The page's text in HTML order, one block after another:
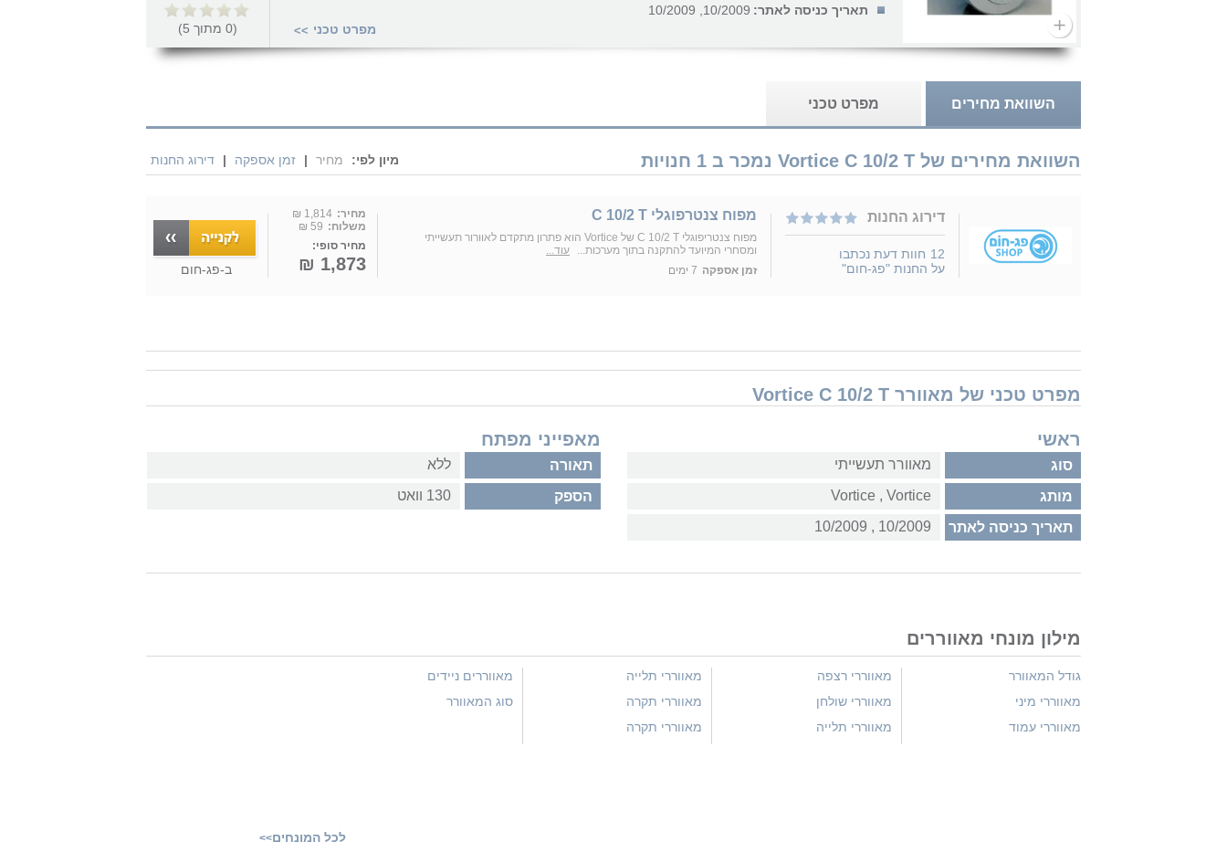
תאריך כניסה לאתר: 10/2009, 10/2009
מפרט טכני >>
(
0 מתוך 5
)
השוואת מחירים מפרט טכני
השוואת מחירים של Vortice C 10/2 T נמכר ב 1 חנויות מיון לפי: מחיר | זמן אספקה | דירוג החנות
דירוג החנות
12 חוות דעת נכתבו
על החנות "פג-חום"
מפוח צנטרפוגלי C 10/2 T
מפוח צנטריפוגלי C 10/2 T של Vortice הוא פתרון מתקדם לאוורור תעשייתי
ומסחרי המיועד להתקנה בתוך מערכות...
עוד...
זמן אספקה 7 ימים
מחיר: 1,814 ₪
משלוח: 59 ₪
מחיר סופי:
1,873 ₪ ב-פג-חום
מפרט טכני של מאוורר Vortice C 10/2 T
ראשי
סוג מאוורר תעשייתי
מותג Vortice‏ , ‏Vortice
תאריך כניסה לאתר 10/2009‏ , ‏10/2009
מאפייני מפתח
תאורה ללא
הספק 130 וואט
מילון מונחי מאווררים
גודל המאוורר
מאווררי מיני
מאווררי עמוד
מאווררי רצפה
מאווררי שולחן
מאווררי תלייה
מאווררי תלייה
מאווררי תקרה
מאווררי תקרה
מאווררים ניידים
סוג המאוורר
לכל המונחים>>